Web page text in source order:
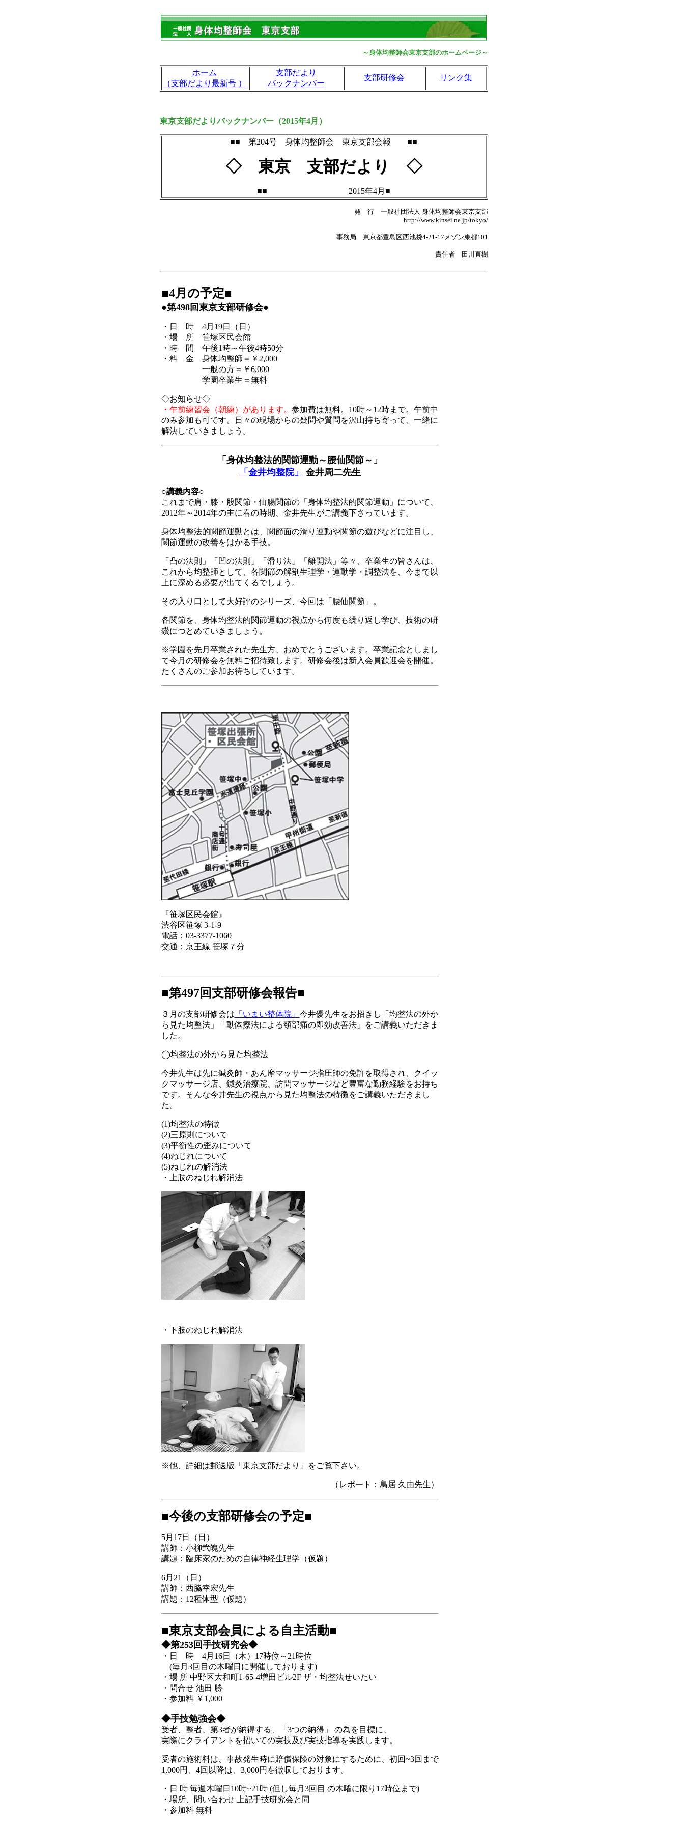
～身体均整師会東京支部のホームページ～
ホーム
（支部だより最新号 ）
支部だより
バックナンバー
支部研修会 リンク集
東京支部だよりバックナンバー（2015年4月）
■■ 第204号 身体均整師会 東京支部会報 ■■
◇ 東京 支部だより ◇
■■ 2015年4月■
発 行 一般社団法人 身体均整師会東京支部
http://www.kinsei.ne.jp/tokyo/
事務局 東京都豊島区西池袋4-21-17メゾン東都101
責任者 田川直樹
■4月の予定■
●第498回東京支部研修会●
・日 時 4月19日（日）
・場 所 笹塚区民会館
・時 間 午後1時～午後4時50分
・料 金 身体均整師＝￥2,000
一般の方＝￥6,000
学園卒業生＝無料
◇お知らせ◇
・午前練習会（朝練）があります。 参加費は無料。10時～12時まで。午前中
のみ参加も可です。日々の現場からの疑問や質問を沢山持ち寄って、一緒に
解決していきましょう。
「身体均整法的関節運動～腰仙関節～」
「金井均整院」
金井周二先生
○講義内容○
これまで肩・膝・股関節・仙腸関節の「身体均整法的関節運動」について、
2012年～2014年の主に春の時期、金井先生がご講義下さっています。
身体均整法的関節運動とは、関節面の滑り運動や関節の遊びなどに注目し、
関節運動の改善をはかる手技。
「凸の法則」「凹の法則」「滑り法」「離開法」等々、卒業生の皆さんは、
これから均整師として、各関節の解剖生理学・運動学・調整法を、今まで以
上に深める必要が出てくるでしょう。
その入り口として大好評のシリーズ、今回は「腰仙関節」。
各関節を、身体均整法的関節運動の視点から何度も繰り返し学び、技術の研
鑽につとめていきましょう。
※学園を先月卒業された先生方、おめでとうございます。卒業記念としまし
て今月の研修会を無料ご招待致します。研修会後は新入会員歓迎会を開催。
たくさんのご参加お待ちしています。
『笹塚区民会館』
渋谷区笹塚 3-1-9
電話：03-3377-1060
交通：京王線 笹塚７分
■第497回支部研修会報告■
３月の支部研修会は 「いまい整体院」 今井優先生をお招きし「均整法の外か
ら見た均整法」「動体療法による頸部痛の即効改善法」をご講義いただきま
した。
◯均整法の外から見た均整法
今井先生は先に鍼灸師・あん摩マッサージ指圧師の免許を取得され、クイッ
クマッサージ店、鍼灸治療院、訪問マッサージなど豊富な勤務経験をお持ち
です。そんな今井先生の視点から見た均整法の特徴をご講義いただきまし
た。
(1)均整法の特徴
(2)三原則について
(3)平衡性の歪みについて
(4)ねじれについて
(5)ねじれの解消法
・上肢のねじれ解消法
・下肢のねじれ解消法
※他、詳細は郵送版「東京支部だより」をご覧下さい。
（レポート：鳥居 久由先生）
■今後の支部研修会の予定■
5月17日（日）
講師：小柳弐魄先生
講題：臨床家のための自律神経生理学（仮題）
6月21（日）
講師：西脇幸宏先生
講題：12種体型（仮題）
■東京支部会員による自主活動■
◆第253回手技研究会◆
・日 時 4月16日（木）17時位～21時位
(毎月3回目の木曜日に開催しております)
・場 所 中野区大和町1-65-4増田ビル2F ザ・均整法せいたい
・問合せ 池田 勝
・参加料 ￥1,000
◆手技勉強会◆
受者、整者、第3者が納得する、「3つの納得」 の為を目標に、
実際にクライアントを招いての実技及び実技指導を実践します。
受者の施術料は、事故発生時に賠償保険の対象にするために、初回~3回まで
1,000円、4回以降は、3,000円を徴収しております。
・日 時 毎週木曜日10時~21時 (但し毎月3回目 の木曜に限り17時位まで)
・場所、問い合わせ 上記手技研究会と同
・参加料 無料